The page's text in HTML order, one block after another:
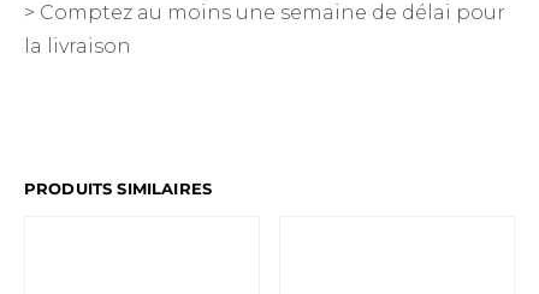
> Comptez au moins une semaine de délai pour
la livraison
PRODUITS SIMILAIRES